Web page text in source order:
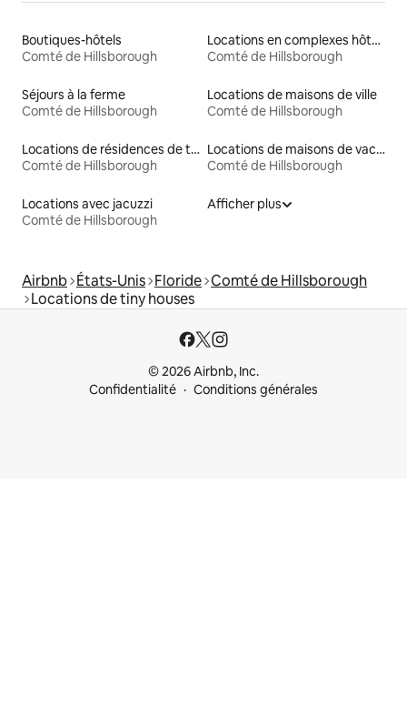
Boutiques-hôtels
Comté de Hillsborough
Locations en complexes hôteliers
Comté de Hillsborough
Séjours à la ferme
Comté de Hillsborough
Locations de maisons de ville
Comté de Hillsborough
Locations de résidences de tourisme
Comté de Hillsborough
Locations de maisons de vacances
Comté de Hillsborough
Locations avec jacuzzi
Comté de Hillsborough
Afficher plus
Airbnb États-Unis Floride Comté de Hillsborough
Locations de tiny houses
© 2026 Airbnb, Inc.
Confidentialité
Conditions générales